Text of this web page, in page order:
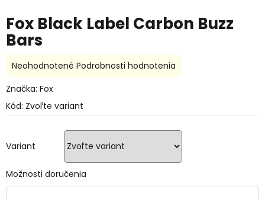
Fox Black Label Carbon Buzz
Bars
Kód: Zvoľte variant
Variant
Možnosti doručenia
Priemerné
produktu
0,0
hviezdičiek.
Neohodnotené Podrobnosti hodnotenia
Značka: Fox